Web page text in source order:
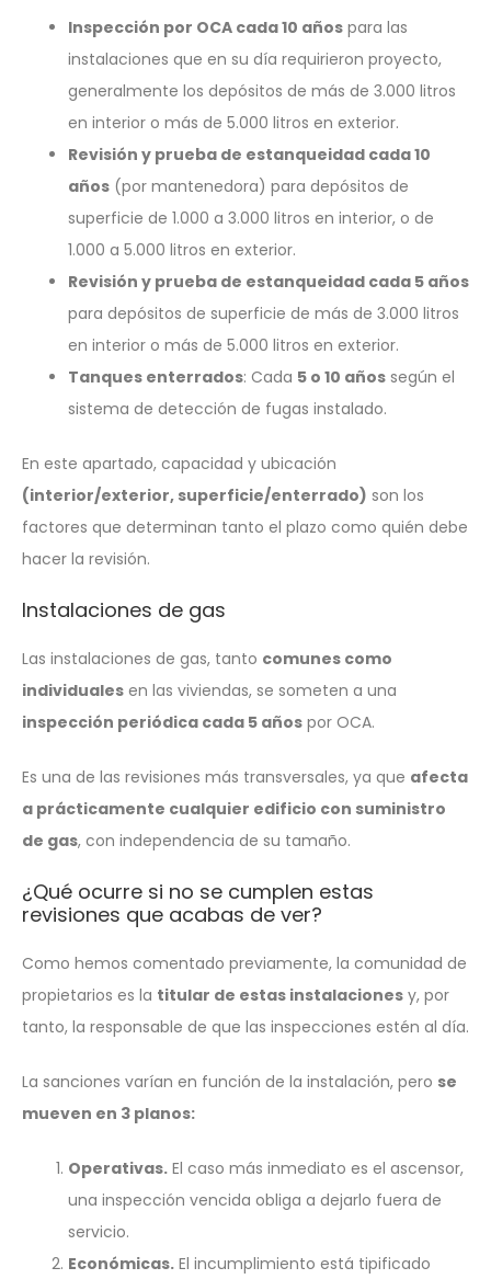
Inspección por OCA cada 10 años para las
instalaciones que en su día requirieron proyecto,
generalmente los depósitos de más de 3.000 litros
en interior o más de 5.000 litros en exterior.
Revisión y prueba de estanqueidad cada 10
años (por mantenedora) para depósitos de
superficie de 1.000 a 3.000 litros en interior, o de
1.000 a 5.000 litros en exterior.
Revisión y prueba de estanqueidad cada 5 años
para depósitos de superficie de más de 3.000 litros
en interior o más de 5.000 litros en exterior.
Tanques enterrados: Cada 5 o 10 años según el
sistema de detección de fugas instalado.
En este apartado, capacidad y ubicación
(interior/exterior, superficie/enterrado) son los
factores que determinan tanto el plazo como quién debe
hacer la revisión.
Instalaciones de gas
Las instalaciones de gas, tanto comunes como
individuales en las viviendas, se someten a una
inspección periódica cada 5 años por OCA.
Es una de las revisiones más transversales, ya que afecta
a prácticamente cualquier edificio con suministro
de gas, con independencia de su tamaño.
¿Qué ocurre si no se cumplen estas
revisiones que acabas de ver?
Como hemos comentado previamente, la comunidad de
propietarios es la titular de estas instalaciones y, por
tanto, la responsable de que las inspecciones estén al día.
La sanciones varían en función de la instalación, pero se
mueven en 3 planos:
Operativas. El caso más inmediato es el ascensor,
una inspección vencida obliga a dejarlo fuera de
servicio.
Económicas. El incumplimiento está tipificado